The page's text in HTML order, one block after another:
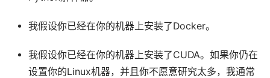
我假设你已经在你的机器上安装了Docker。
我假设你已经在你的机器上安装了CUDA。如果你仍在
设置你的Linux机器，并且你不愿意研究太多，我通常